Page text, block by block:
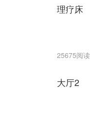
理疗床
25675阅读
大厅2